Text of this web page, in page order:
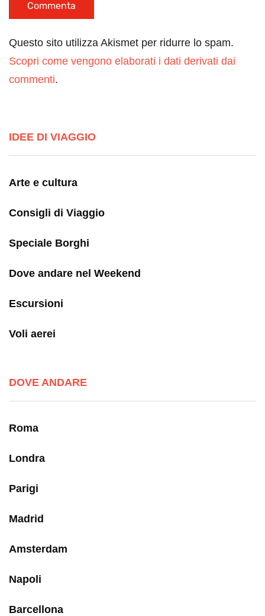
Questo sito utilizza Akismet per ridurre lo spam.
Scopri come vengono elaborati i dati derivati dai
commenti.
IDEE DI VIAGGIO
Arte e cultura
Consigli di Viaggio
Speciale Borghi
Dove andare nel Weekend
Escursioni
Voli aerei
DOVE ANDARE
Roma
Londra
Parigi
Madrid
Amsterdam
Napoli
Barcellona